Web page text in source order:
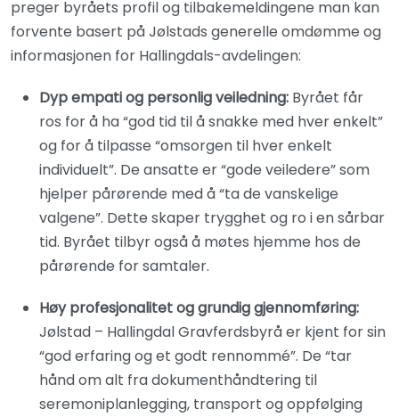
preger byråets profil og tilbakemeldingene man kan
forvente basert på Jølstads generelle omdømme og
informasjonen for Hallingdals-avdelingen:
Dyp empati og personlig veiledning: Byrået får
ros for å ha “god tid til å snakke med hver enkelt”
og for å tilpasse “omsorgen til hver enkelt
individuelt”. De ansatte er “gode veiledere” som
hjelper pårørende med å “ta de vanskelige
valgene”. Dette skaper trygghet og ro i en sårbar
tid. Byrået tilbyr også å møtes hjemme hos de
pårørende for samtaler.
Høy profesjonalitet og grundig gjennomføring:
Jølstad – Hallingdal Gravferdsbyrå er kjent for sin
“god erfaring og et godt rennommé”. De “tar
hånd om alt fra dokumenthåndtering til
seremoniplanlegging, transport og oppfølging